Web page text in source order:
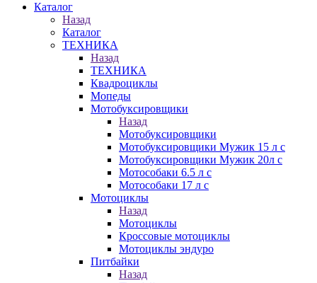
Каталог
Назад
Каталог
ТЕХНИКА
Назад
ТЕХНИКА
Квадроциклы
Мопеды
Мотобуксировщики
Назад
Мотобуксировщики
Мотобуксировщики Мужик 15 л с
Мотобуксировщики Мужик 20л с
Мотособаки 6.5 л с
Мотособаки 17 л с
Мотоциклы
Назад
Мотоциклы
Кроссовые мотоциклы
Мотоциклы эндуро
Питбайки
Назад